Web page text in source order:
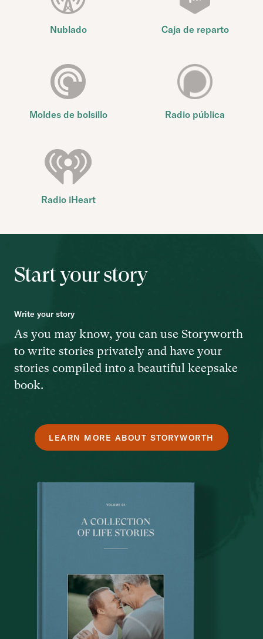
Nublado Caja de reparto
Moldes de bolsillo Radio pública
Radio iHeart
Start your story
Write your story
As you may know, you can use Storyworth
to write stories privately and have your
stories compiled into a beautiful keepsake
book.
LEARN MORE ABOUT STORYWORTH